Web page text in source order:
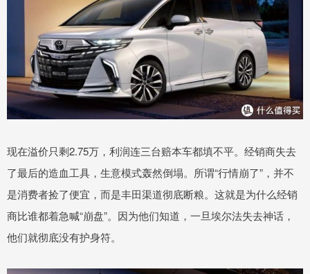
现在溢价只剩2.75万，利润连三台赔本车都填不平。经销商失去
了最后的造血工具，生意模式轰然倒塌。所谓“行情崩了”，并不
是消费者捡了便宜，而是丰田渠道彻底断粮。这就是为什么经销
商比谁都着急喊“崩盘”。因为他们知道，一旦埃尔法失去神话，
他们就彻底没有护身符。